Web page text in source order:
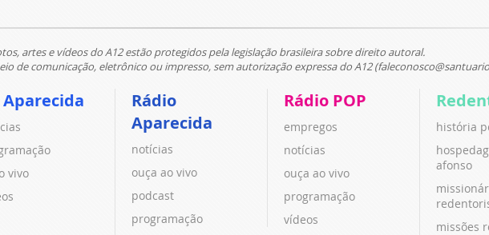
artes e vídeos do A12 estão protegidos pela legislação brasileira sobre direito autoral.
de comunicação, eletrônico ou impresso, sem autorização expressa do A12
Aparecida
vivo
Rádio
Aparecida
notícias
ouça ao vivo
podcast
programação
Rádio POP
empregos
notícias
ouça ao vivo
programação
vídeos
história
afonso
missões